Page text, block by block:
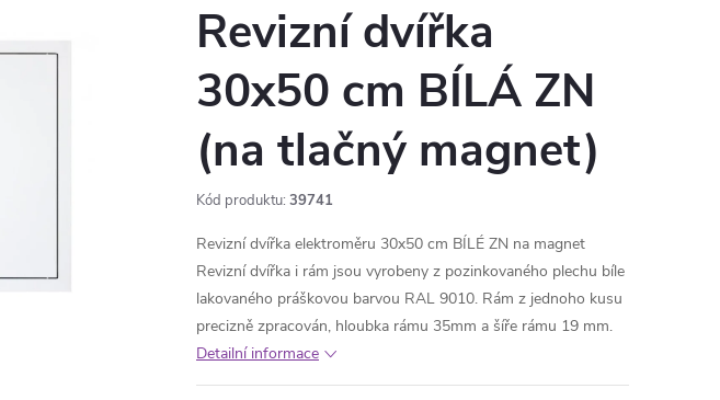
Revizní dvířka
30x50 cm BÍLÁ ZN
(na tlačný magnet)
Kód produktu: 39741
Revizní dvířka elektroměru 30x50 cm BÍLÉ ZN na magnet
Revizní dvířka i rám jsou vyrobeny z pozinkovaného plechu bíle
lakovaného práškovou barvou RAL 9010. Rám z jednoho kusu
precizně zpracován, hloubka rámu 35mm a šíře rámu 19 mm.
Detailní informace